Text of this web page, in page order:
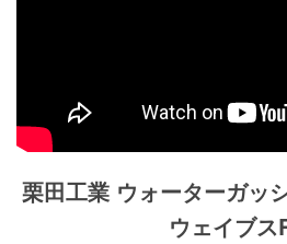
栗田工業 ウォーターガ
ウェイブス